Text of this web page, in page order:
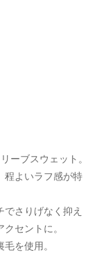
ーブスウェット。
程よいラフ感が特
さりげなく抑え
セントに。
を使用。